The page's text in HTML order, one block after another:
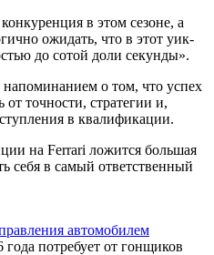
в этом сезоне, а
ожидать, что в этот уик-
до сотой доли секунды».
о том, что успех
от точности, стратегии и,
в квалификации.
на Ferrari ложится большая
себя в самый ответственный
автомобилем
года потребует от гонщиков